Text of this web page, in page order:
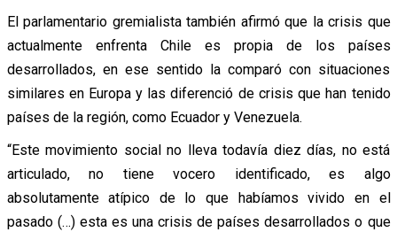
El parlamentario gremialista también afirmó que la crisis que
actualmente enfrenta Chile es propia de los países
desarrollados, en ese sentido la comparó con situaciones
similares en Europa y las diferenció de crisis que han tenido
países de la región, como Ecuador y Venezuela.
“Este movimiento social no lleva todavía diez días, no está
articulado, no tiene vocero identificado, es algo
absolutamente atípico de lo que habíamos vivido en el
pasado (…) esta es una crisis de países desarrollados o que